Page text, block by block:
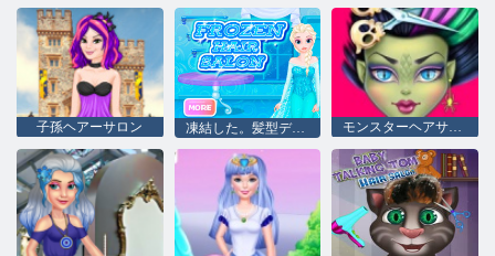
子孫ヘアーサロン 凍結した。髪型デザイン モンスターヘアサロン